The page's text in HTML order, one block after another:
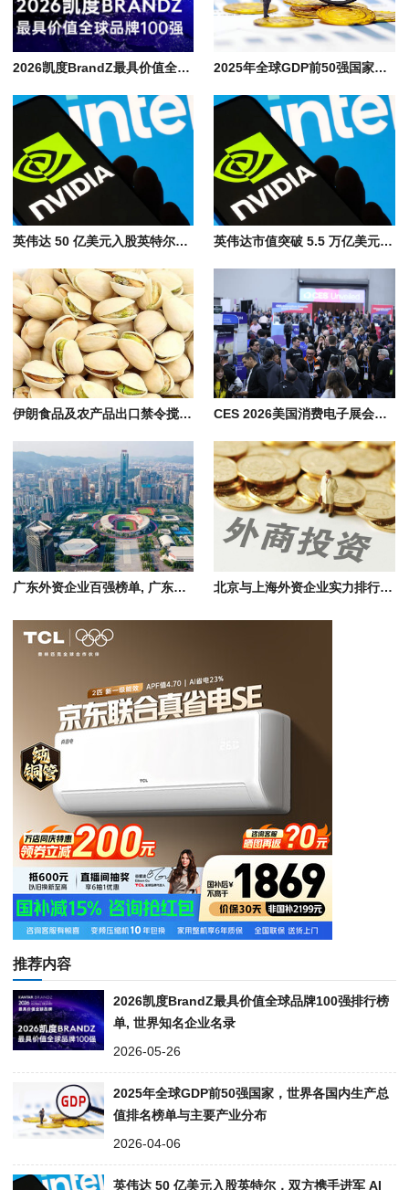
2026凯度BrandZ最具价值全球品牌100强排行榜单, 世界知名企业名录 2025年全球GDP前50强国家，世界各国内生产总值排名榜单与主要产业分布
英伟达 50 亿美元入股英特尔，双方携手进军 AI 市场 英伟达市值突破 5.5 万亿美元，超越德国2025年GDP，登顶全球企业之巅
伊朗食品及农产品出口禁令搅动全球市场，中亚与中国新疆迎替代机遇​ CES 2026美国消费电子展会看点: AI算力, 机器人, 无人驾驶, 智能家居科技盛宴
广东外资企业百强榜单, 广东制造、能源、零售行业外企名单 北京与上海外资企业实力排行榜，中国外商投资百强企业深度分析
推荐内容
2026凯度BrandZ最具价值全球品牌100强排行榜
单, 世界知名企业名录
2026-05-26
2025年全球GDP前50强国家，世界各国内生产总
值排名榜单与主要产业分布
2026-04-06
英伟达 50 亿美元入股英特尔，双方携手进军 AI